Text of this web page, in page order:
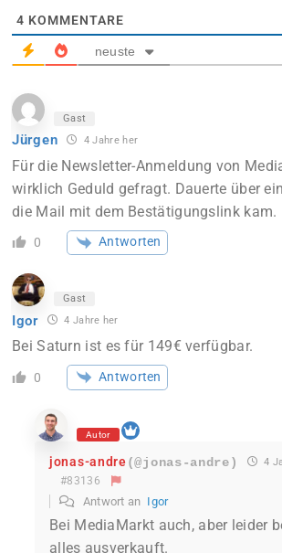
4 KOMMENTARE
neuste
Gast
Jürgen 4 Jahre her
Für die Newsletter-Anmeldung von
wirklich Geduld gefragt. Dauerte über
die Mail mit dem Bestätigungslink kam.
0 Antworten
Gast
Igor 4 Jahre her
Bei Saturn ist es für 149€ verfügbar.
0 Antworten
Autor
jonas-andre(@jonas-andre) 4
#83136
Antwort an Igor
Bei MediaMarkt auch, aber leider
alles ausverkauft.